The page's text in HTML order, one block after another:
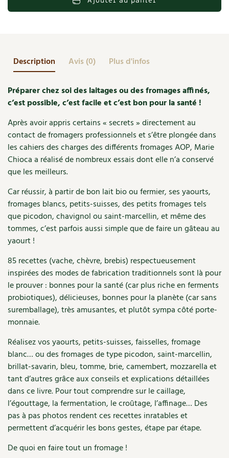
Cures, régimes
Dessert, Boulangerie
Agenda, calendrier
NOUVEAUTÉS
Feuilleter le catalogue
Cartes cadeau
Bricolages au jardin
Petit élevage
Cuisine saine
Alimentation et nutrition
Recettes de printemps
Recettes par type de plat
Recettes sans gluten
Recettes végétariennes et vegan
Habitat écologique
Conception et gros oeuvre
Matériaux écologiques
Énergie
Gestion de l’eau
Entretien de la maison
Décoration et petit bricolage
Les chroniques de Marie
Cuisine saine
Soins naturels
Société et alternatives
Les 4 saisons& vous
Questions à la rédaction
Entre abonné·es
Trucs & astuces
Expés
Trocs & petites annonces
Appels à témoignage
Bonnes adresses
Liste des pépiniéristes
Mieux consommer
fromages
Nouvelle
édition
Description Avis (0) Plus d'infos
Préparer chez soi des laitages ou des fromages affinés,
c’est possible, c’est facile et c’est bon pour la santé !
Après avoir appris certains « secrets » directement au
contact de fromagers professionnels et s’être plongée dans
les cahiers des charges des différents fromages AOP, Marie
Chioca a réalisé de nombreux essais dont elle n’a conservé
que les meilleurs.
Car réussir, à partir de bon lait bio ou fermier, ses yaourts,
fromages blancs, petits-suisses, des petits fromages tels
que picodon, chavignol ou saint-marcellin, et même des
tommes, c’est parfois aussi simple que de faire un gâteau au
yaourt !
85 recettes (vache, chèvre, brebis) respectueusement
inspirées des modes de fabrication traditionnels sont là pour
le prouver : bonnes pour la santé (car plus riche en ferments
probiotiques), délicieuses, bonnes pour la planète (car sans
suremballage), très amusantes, et plutôt sympa côté porte-
monnaie.
Réalisez vos yaourts, petits-suisses, faisselles, fromage
blanc… ou des fromages de type picodon, saint-marcellin,
brillat-savarin, bleu, tomme, brie, camembert, mozzarella et
tant d’autres grâce aux conseils et explications détaillées
dans ce livre. Pour tout comprendre sur le caillage,
l’égouttage, la fermentation, le croûtage, l’affinage… Des
pas à pas photos rendent ces recettes inratables et
permettent d’acquérir les bons gestes, étape par étape.
De quoi en faire tout un fromage !